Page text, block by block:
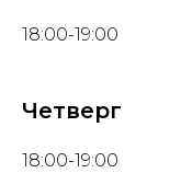
18:00-19:00
Четверг
18:00-19:00